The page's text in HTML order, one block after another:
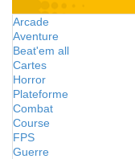
Arcade
Aventure
Beat'em all
Cartes
Horror
Plateforme
Combat
Course
FPS
Guerre